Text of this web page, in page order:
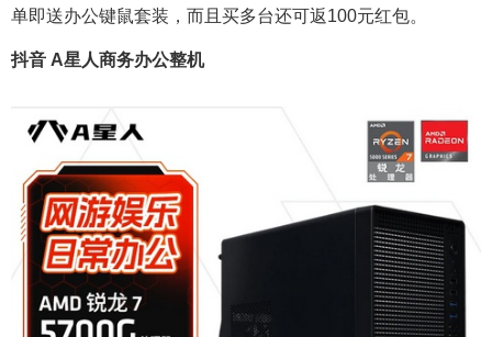
单即送办公键鼠套装，而且买多台还可返100元红包。
抖音 A星人商务办公整机